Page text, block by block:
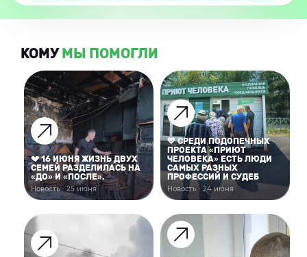
КОМУМЫ ПОМОГЛИ
💔 16 ИЮНЯ ЖИЗНЬ ДВУХ
СЕМЕЙ РАЗДЕЛИЛАСЬ НА
«ДО» И «ПОСЛЕ».
Новость · 25 июня
💚 СРЕДИ ПОДОПЕЧНЫХ
ПРОЕКТА «ПРИЮТ
ЧЕЛОВЕКА» ЕСТЬ ЛЮДИ
САМЫХ РАЗНЫХ
ПРОФЕССИЙ И СУДЕБ
Новость · 24 июня